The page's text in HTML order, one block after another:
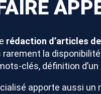
rédaction d’articles
la
clés, définition
apporte aussi un